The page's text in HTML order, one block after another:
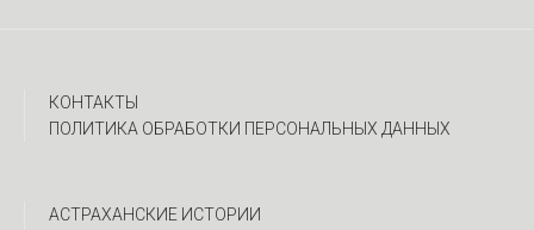
КОНТАКТЫ
ПОЛИТИКА ОБРАБОТКИ ПЕРСОНАЛЬНЫХ ДАННЫХ
АСТРАХАНСКИЕ ИСТОРИИ